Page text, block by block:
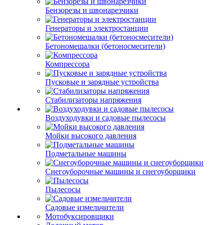
Бензорезы и швонарезчики
Генераторы и электростанции
Бетономешалки (бетоносмесители)
Компрессора
Пусковые и зарядные устройства
Стабилизаторы напряжения
Воздуходувки и садовые пылесосы
Мойки высокого давления
Подметальные машины
Снегоуборочные машины и снегоуборщики
Пылесосы
Садовые измельчители
Мотобуксировщики